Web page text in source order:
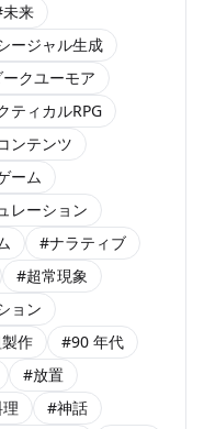
来
ージャル生成
クユーモア
ティカルRPG
ンテンツ
ーム
レーション
#ナラティブ
#超常現象
ョン
作
#90 年代
#放置
#神話